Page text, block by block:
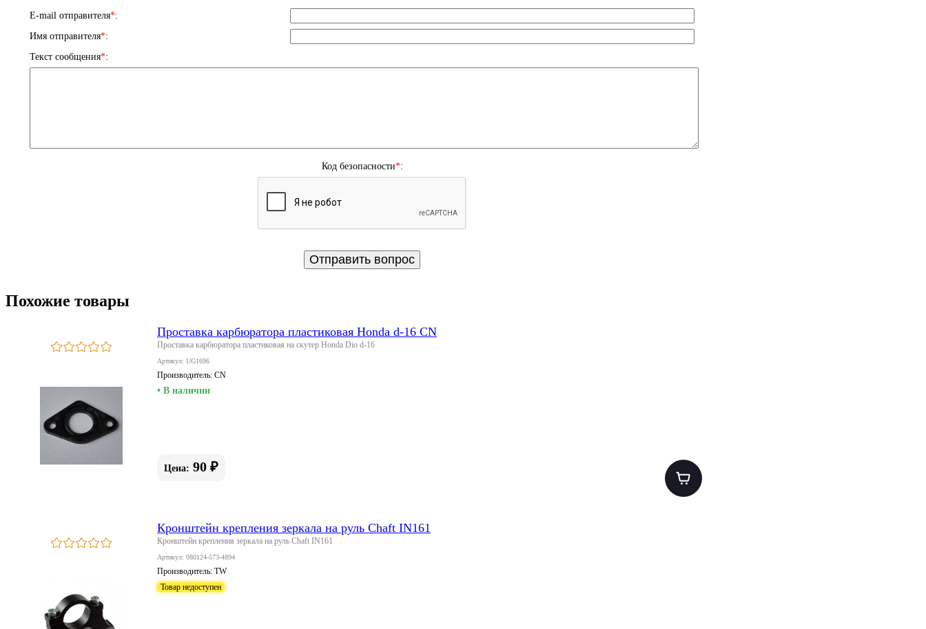
E-mail отправителя*:
Имя отправителя*:
Текст сообщения*:
Код безопасности*:
Похожие товары
Проставка карбюратора пластиковая Honda d-16 CN
Проставка карбюратора пластиковая на скутер Honda Dio d-16
Артикул: UG1696
Производитель: CN
• В наличии
Цена: 90 ₽
Кронштейн крепления зеркала на руль Chaft IN161
Кронштейн крепления зеркала на руль Chaft IN161
Артикул: 080124-573-4894
Производитель: TW
Товар недоступен